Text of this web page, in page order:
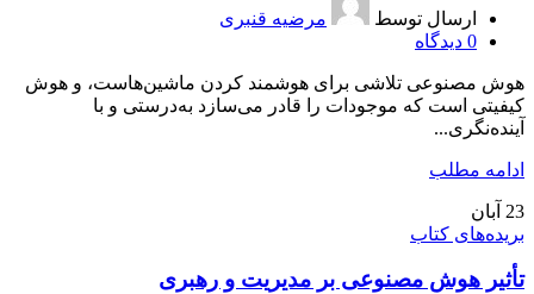
ارسال توسط
مرضیه قنبری
0 دیدگاه
هوش مصنوعی تلاشی برای هوشمند کردن ماشین‌هاست، و هوش
کیفیتی است که موجودات را قادر می‌سازد به‌درستی و با
آینده‌نگری...
ادامه مطلب
23 آبان
بریده‌های کتاب
تأثیر هوش مصنوعی بر مدیریت و رهبری